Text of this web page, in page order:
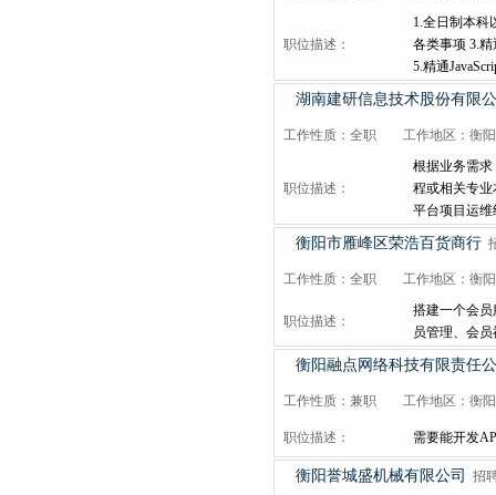
职位描述：
1.全日制本科
各类事项 3.
5.精通
湖南建研信息技术股份有限
工作性质：全职 工作地区：衡阳
职位描述：
根据业务需
程或相关专业
平台项目运
衡阳市雁峰区荣浩百货商行
工作性质：全职 工作地区：衡阳
职位描述：
搭建一个会
员管理、会
衡阳融点网络科技有限责任
工作性质：兼职 工作地区：衡阳
职位描述： 需要能开发
衡阳誉城盛机械有限公司 招